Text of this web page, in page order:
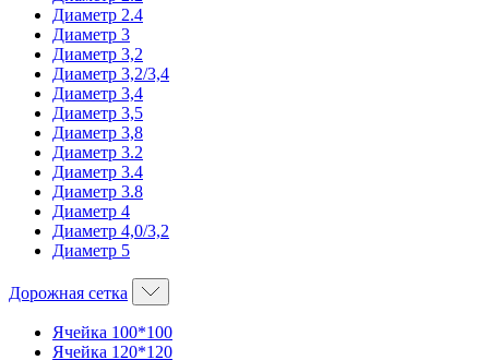
Диаметр 2.4
Диаметр 3
Диаметр 3,2
Диаметр 3,2/3,4
Диаметр 3,4
Диаметр 3,5
Диаметр 3,8
Диаметр 3.2
Диаметр 3.4
Диаметр 3.8
Диаметр 4
Диаметр 4,0/3,2
Диаметр 5
Дорожная сетка
Ячейка 100*100
Ячейка 120*120